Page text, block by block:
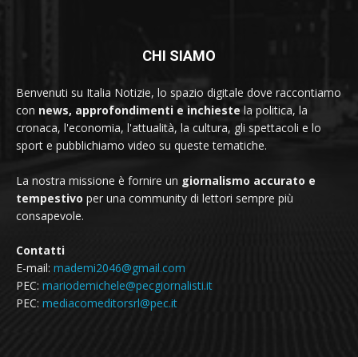
CHI SIAMO
Benvenuti su Italia Notizie, lo spazio digitale dove raccontiamo
con news, approfondimenti e inchieste la politica, la
cronaca, l'economia, l'attualità, la cultura, gli spettacoli e lo
sport e pubblichiamo video su queste tematiche.
La nostra missione è fornire un giornalismo accurato e
tempestivo per una community di lettori sempre più
consapevole.
Contatti
E-mail: mademi2046@gmail.com
PEC: mariodemichele@pecgiornalisti.it
PEC: mediacomeditorsrl@pec.it